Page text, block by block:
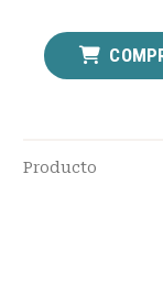
Producto